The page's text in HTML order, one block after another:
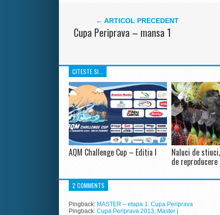
← ARTICOL PRECEDENT
Cupa Periprava – mansa 1
CITESTE SI...
AQM Challenge Cup – Editia I Naluci de
de reproducere
2 COMMENTS
Pingback: MASTER – etapa 1: Cupa Periprava
Pingback: Cupa Periprava 2013, Master |